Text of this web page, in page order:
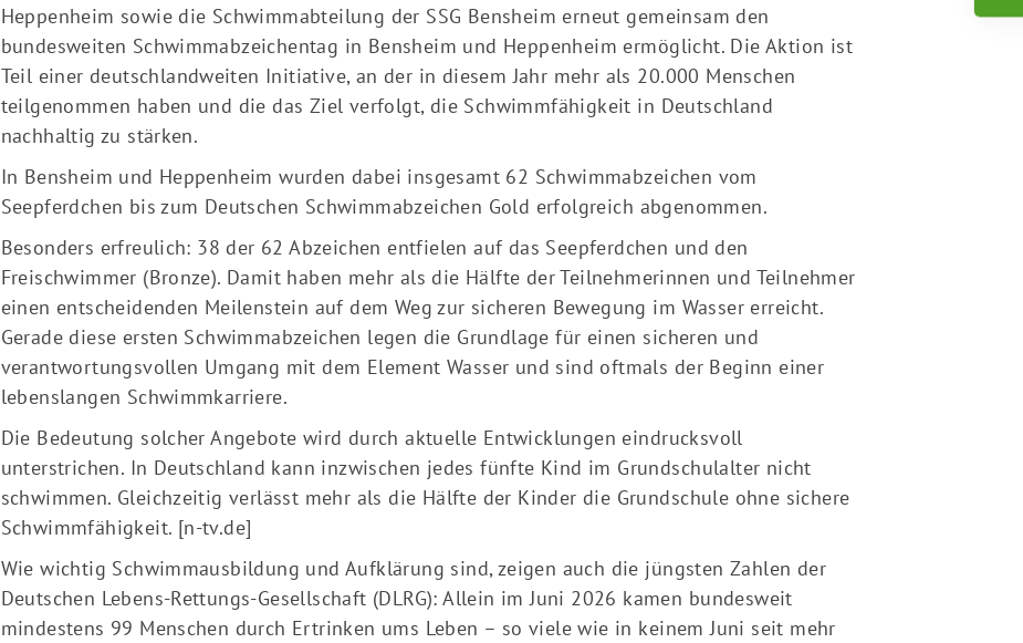
Heppenheim sowie die Schwimmabteilung der SSG Bensheim erneut gemeinsam den
bundesweiten Schwimmabzeichentag in Bensheim und Heppenheim ermöglicht. Die Aktion ist
Teil einer deutschlandweiten Initiative, an der in diesem Jahr mehr als 20.000 Menschen
teilgenommen haben und die das Ziel verfolgt, die Schwimmfähigkeit in Deutschland
nachhaltig zu stärken.
In Bensheim und Heppenheim wurden dabei insgesamt 62 Schwimmabzeichen vom
Seepferdchen bis zum Deutschen Schwimmabzeichen Gold erfolgreich abgenommen.
Besonders erfreulich: 38 der 62 Abzeichen entfielen auf das Seepferdchen und den
Freischwimmer (Bronze). Damit haben mehr als die Hälfte der Teilnehmerinnen und Teilnehmer
einen entscheidenden Meilenstein auf dem Weg zur sicheren Bewegung im Wasser erreicht.
Gerade diese ersten Schwimmabzeichen legen die Grundlage für einen sicheren und
verantwortungsvollen Umgang mit dem Element Wasser und sind oftmals der Beginn einer
lebenslangen Schwimmkarriere.
Die Bedeutung solcher Angebote wird durch aktuelle Entwicklungen eindrucksvoll
unterstrichen. In Deutschland kann inzwischen jedes fünfte Kind im Grundschulalter nicht
schwimmen. Gleichzeitig verlässt mehr als die Hälfte der Kinder die Grundschule ohne sichere
Schwimmfähigkeit. [n-tv.de]
Wie wichtig Schwimmausbildung und Aufklärung sind, zeigen auch die jüngsten Zahlen der
Deutschen Lebens-Rettungs-Gesellschaft (DLRG): Allein im Juni 2026 kamen bundesweit
mindestens 99 Menschen durch Ertrinken ums Leben – so viele wie in keinem Juni seit mehr